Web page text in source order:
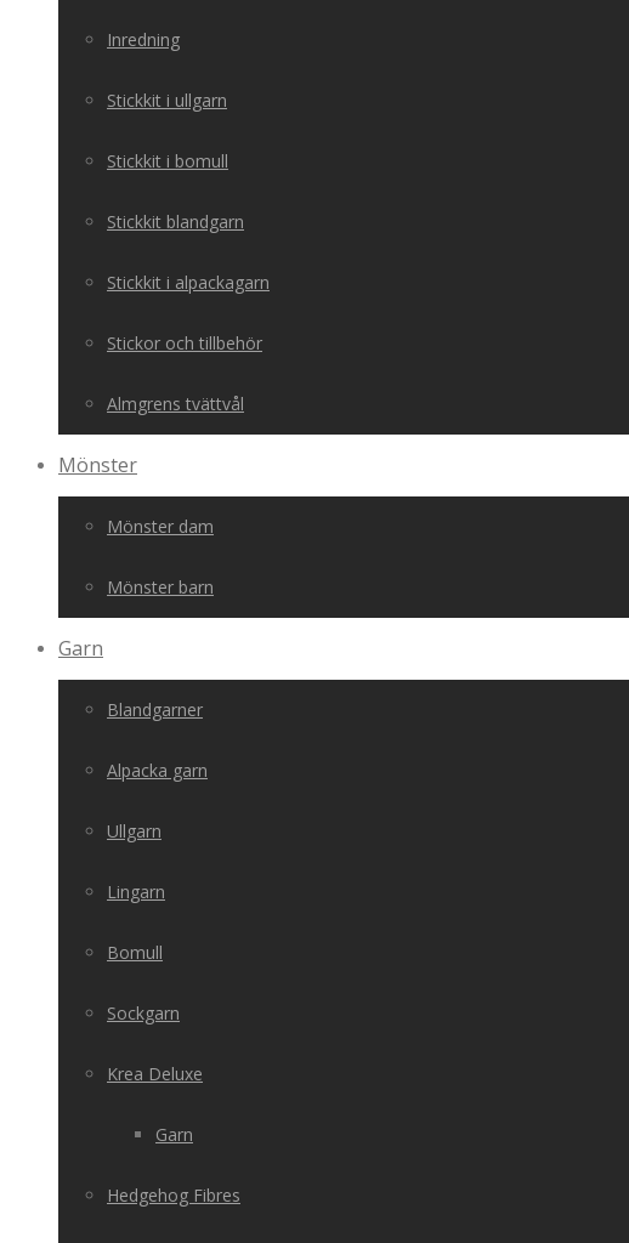
Inredning
Stickkit i ullgarn
Stickkit i bomull
Stickkit blandgarn
Stickkit i alpackagarn
Stickor och tillbehör
Almgrens tvättvål
Mönster
Mönster dam
Mönster barn
Garn
Blandgarner
Alpacka garn
Ullgarn
Lingarn
Bomull
Sockgarn
Krea Deluxe
Garn
Hedgehog Fibres